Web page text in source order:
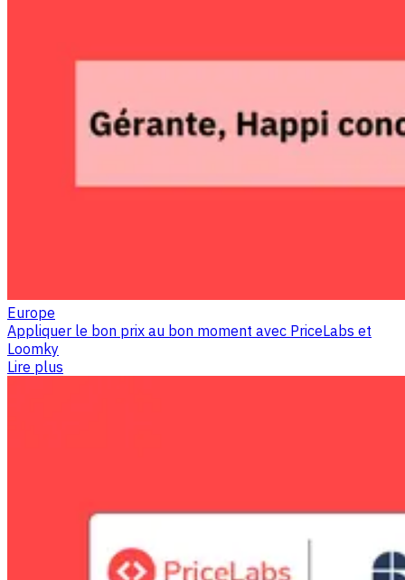
Europe
Appliquer le bon prix au bon moment avec PriceLabs et
Loomky
Lire plus